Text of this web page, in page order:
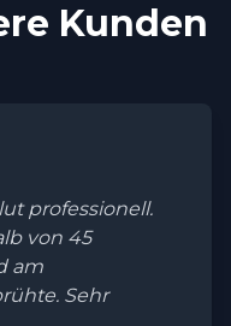
Kunden
professionell.
von 45
am
Sehr